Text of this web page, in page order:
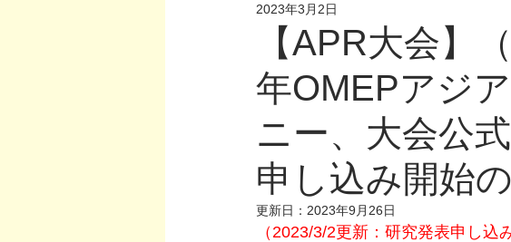
EXCO-COMMUNICATION
【APR大会】
年OMEPアジ
ニー、大会公
申し込み開始
2023年3月2日
更新日： 2023年9月26日
（2023/3/2更新：研究発表申し